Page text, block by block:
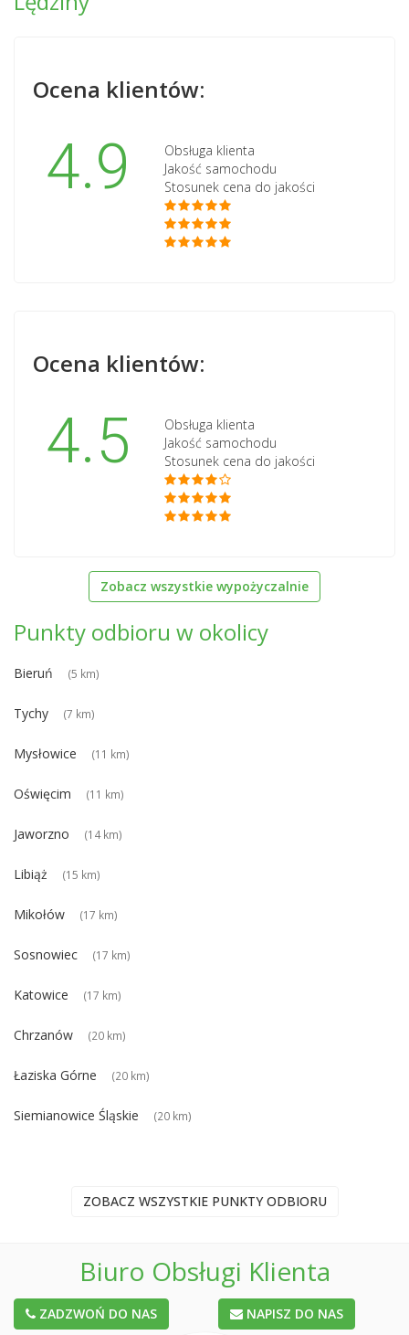
Ocena klientów:
4.9
Obsługa klienta
Jakość samochodu
Stosunek cena do jakości
Ocena klientów:
4.5
Obsługa klienta
Jakość samochodu
Stosunek cena do jakości
Zobacz wszystkie wypożyczalnie
Punkty odbioru w okolicy
Bieruń (5 km)
Tychy (7 km)
Mysłowice (11 km)
Oświęcim (11 km)
Jaworzno (14 km)
Libiąż (15 km)
Mikołów (17 km)
Sosnowiec (17 km)
Katowice (17 km)
Chrzanów (20 km)
Łaziska Górne (20 km)
Siemianowice Śląskie (20 km)
ZOBACZ WSZYSTKIE PUNKTY ODBIORU
Biuro Obsługi Klienta
ZADZWOŃ DO NAS NAPISZ DO NAS